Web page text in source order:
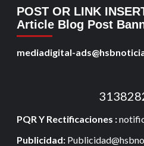
POST OR LINK
Article Blog Post
mediadigital-
PQR Y Rectificaciones :
Publicidad: